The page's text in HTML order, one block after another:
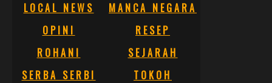
LOCAL NEWS
MANCA NEGARA
OPINI
RESEP
ROHANI
SEJARAH
SERBA SERBI
TOKOH